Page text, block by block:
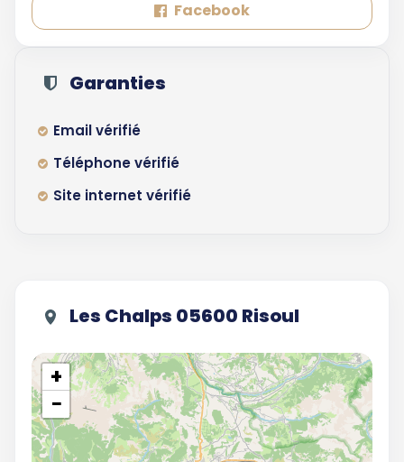
Facebook
Garanties
Email vérifié
Téléphone vérifié
Site internet vérifié
Les Chalps 05600 Risoul
+
−